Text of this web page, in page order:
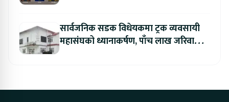
सार्वजनिक सडक विधेयकमा ट्रक व्यवसायी
महासंघको ध्यानाकर्षण, पाँच लाख जरिवाना